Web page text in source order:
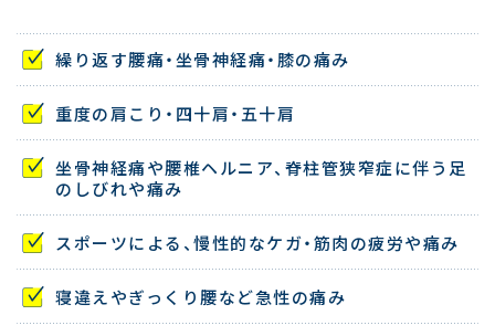
繰り返す腰痛・坐骨神経痛・膝の痛み
重度の肩こり・四十肩・五十肩
坐骨神経痛や腰椎ヘルニア、脊柱管狭窄症に伴う足
のしびれや痛み
スポーツによる、慢性的なケガ・筋肉の疲労や痛み
寝違えやぎっくり腰など急性の痛み